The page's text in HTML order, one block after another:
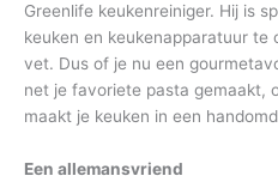
Greenlife keukenreiniger. Hij is
keuken en keukenapparatuur te
vet. Dus of je nu een
net je favoriete pasta gemaakt,
maakt je keuken in een
Een allemansvriend